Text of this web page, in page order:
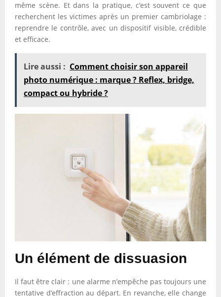
même scène. Et dans la pratique, c’est souvent ce que
recherchent les victimes après un premier cambriolage :
reprendre le contrôle, avec un dispositif visible, crédible
et efficace.
Lire aussi : Comment choisir son appareil
photo numérique : marque ? Reflex, bridge,
compact ou hybride ?
Un élément de dissuasion
Il faut être clair : une alarme n’empêche pas toujours une
tentative d’effraction au départ. En revanche, elle change